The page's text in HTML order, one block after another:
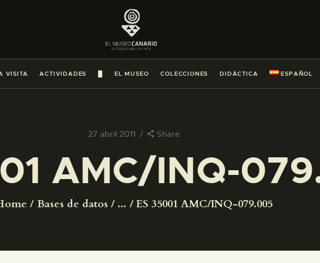
VISITA ACTIVIDADES EL MUSEO COLECCIONES DIDÁCTICA ESPAÑOL
27 abril 2011 Share
AMC/INQ-
Bases de datos ... ES 35001 AMC/INQ-079.005
PREPARAR LA VISITA
ACTIVIDADES
█
COLECCIONES
DIDÁCTICA